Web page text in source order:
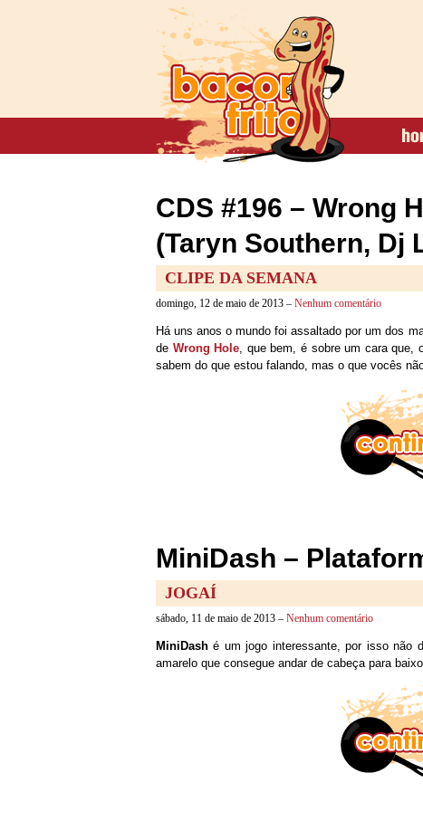
CDS #196 – Wrong
(Taryn Southern, Dj
CLIPE DA SEMANA
domingo, 12 de maio de 2013 – Nenhum comentário
Há uns anos o mundo foi assaltado por um dos
de Wrong Hole, que bem, é sobre um cara que,
sabem do que estou falando, mas o que vocês
MiniDash –
JOGAÍ
sábado, 11 de maio de 2013 – Nenhum comentário
MiniDash é um jogo interessante, por isso não
amarelo que consegue andar de cabeça para